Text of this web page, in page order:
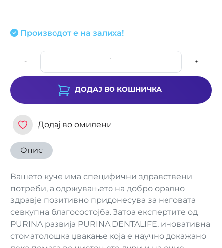
Производот е на залиха!
- +
ДОДАЈ ВО КОШНИЧКА
Додај во омилени
Опис
Вашето куче има специфични здравствени
потреби, а одржувањето на добро орално
здравје позитивно придонесува за неговата
севкупна благосостојба. Затоа експертите од
PURINA развија PURINA DENTALIFE, иновативна
стоматолошка џвакање која е научно докажано